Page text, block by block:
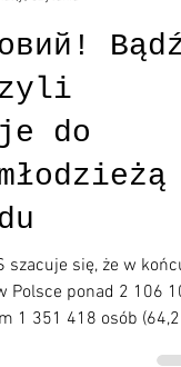
czytania
Bądź
do
szacuje się, że w końcu
Polsce ponad 2 106